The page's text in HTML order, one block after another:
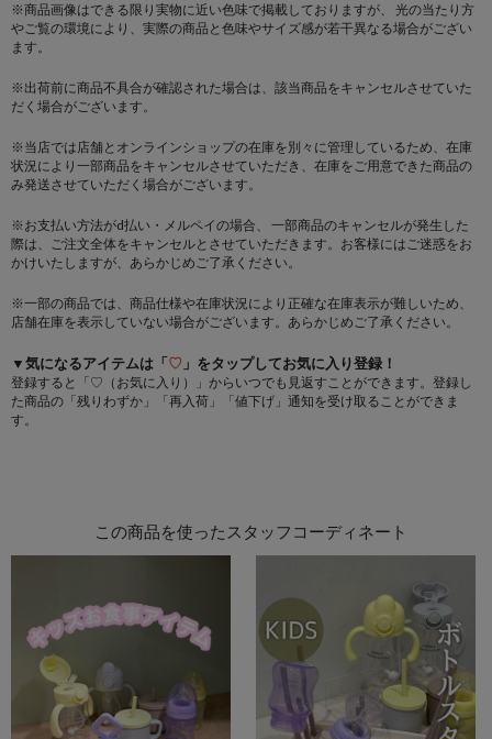
※商品画像はできる限り実物に近い色味で掲載しておりますが、 光の当たり方
やご覧の環境により、実際の商品と色味やサイズ感が若干異なる場合がござい
ます。
※出荷前に商品不具合が確認された場合は、該当商品をキャンセルさせていた
だく場合がございます。
※当店では店舗とオンラインショップの在庫を別々に管理しているため、在庫
状況により一部商品をキャンセルさせていただき、在庫をご用意できた商品の
み発送させていただく場合がございます。
※お支払い方法がd払い・メルペイの場合、 一部商品のキャンセルが発生した
際は、ご注文全体をキャンセルとさせていただきます。お客様にはご迷惑をお
かけいたしますが、あらかじめご了承ください。
※一部の商品では、商品仕様や在庫状況により正確な在庫表示が難しいため、
店舗在庫を表示していない場合がございます。あらかじめご了承ください。
▼気になるアイテムは「♡ 」をタップしてお気に入り登録！
登録すると「♡（お気に入り）」からいつでも見返すことができます。登録し
た商品の「残りわずか」「再入荷」「値下げ」通知を受け取ることができま
す。
この商品を使ったスタッフコーディネート